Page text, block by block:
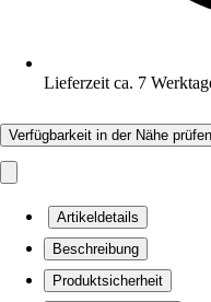
Lieferzeit ca. 7
Verfügbarkeit in der Nähe prüfen
Artikeldetails
Beschreibung
Produktsicherheit